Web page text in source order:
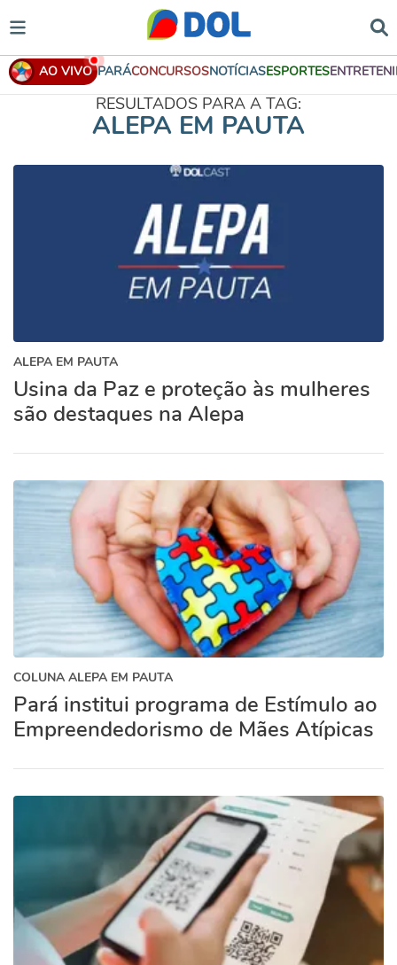
AO VIVO PARÁCONCURSOSNOTÍCIASESPORTES
RESULTADOS PARA A TAG:
ALEPA EM PAUTA
ALEPA EM PAUTA
Usina da Paz e proteção às mulheres
são destaques na Alepa
COLUNA ALEPA EM PAUTA
Pará institui programa de Estímulo ao
Empreendedorismo de Mães Atípicas